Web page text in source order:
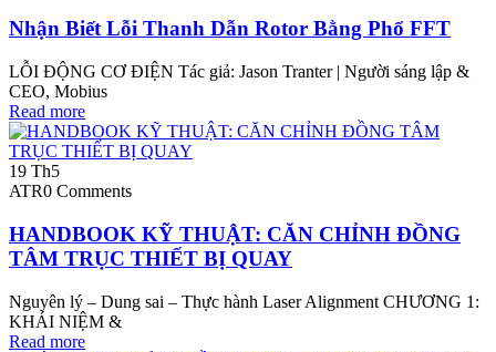
Nhận Biết Lỗi Thanh Dẫn Rotor Bằng Phổ FFT
LỖI ĐỘNG CƠ ĐIỆN Tác giả: Jason Tranter | Người sáng lập &
CEO, Mobius
Read more
19 Th5
ATR0 Comments
HANDBOOK KỸ THUẬT: CĂN CHỈNH ĐỒNG
TÂM TRỤC THIẾT BỊ QUAY
Nguyên lý – Dung sai – Thực hành Laser Alignment CHƯƠNG 1:
KHÁI NIỆM &
Read more